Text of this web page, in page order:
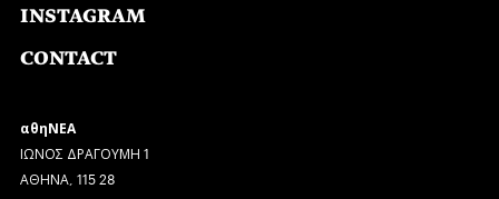
INSTAGRAM
CONTACT
αθηΝΕΑ
ΙΩΝΟΣ ΔΡΑΓΟΥΜΗ 1
ΑΘΗΝΑ, 115 28